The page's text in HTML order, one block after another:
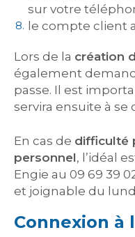
sur votre
le compte client
Lors de la création
également
passe. Il est
servira ensuite à se
En cas de difficulté
personnel, l’idéal
Engie au 09 69 39
et joignable du
Connexion à